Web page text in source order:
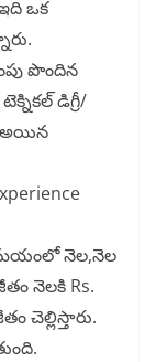
ఒక
పొందిన
డిగ్రీ/
అయిన
నెల,నెల
నెలకి Rs.
చెల్లిస్తారు.